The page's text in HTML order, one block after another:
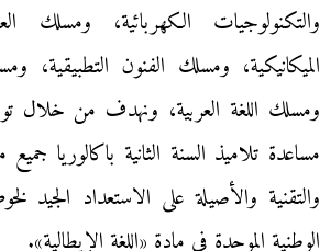
والتكنولوجيات الكهربائية، ومسلك
الميكانيكية، ومسلك الفنون التطبيقية،
ومسلك اللغة العربية، ونهدف من خلال
مساعدة تلاميذ السنة الثانية باكالوريا
والتقنية والأصيلة على الاستعداد الجيد
الوطنية الموحدة في مادة «اللغة الإيطالية».